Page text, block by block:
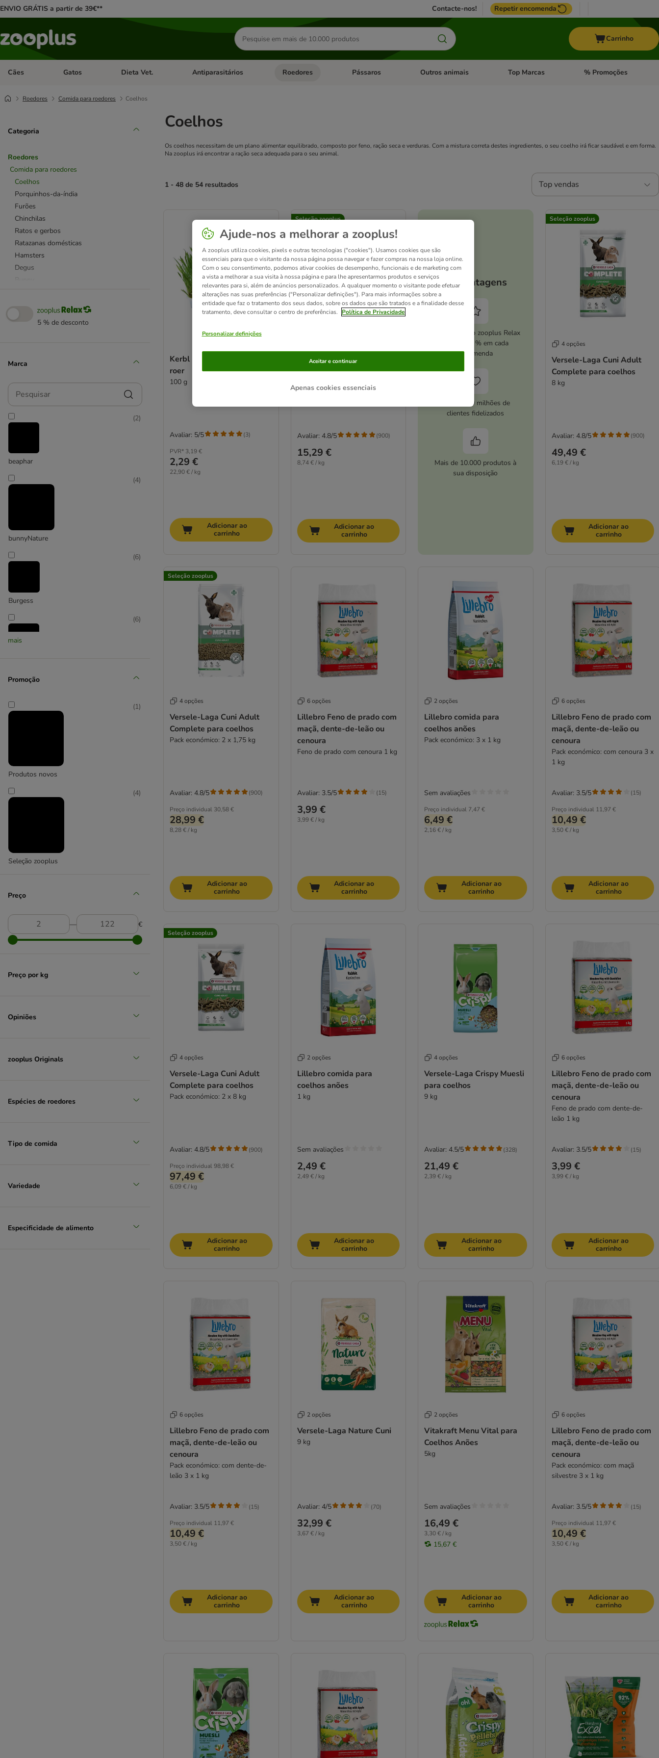
ENVIO GRÁTIS a partir de 39€** Contacte-nos! Repetir encomenda
Pesquisar
produtos
Carrinho
Cães Abrir menu de categoria: Cães
Gatos Abrir menu de categoria: Gatos
Dieta Vet. Abrir menu de categoria: Dieta Vet.
Antiparasitários Abrir menu de categoria: Antiparasitários
Roedores Abrir menu de categoria: Roedores
Pássaros Abrir menu de categoria: Pássaros
Outros animais Abrir menu de categoria: Outros animais
Top Marcas Abrir menu de categoria:
% Promoções
Roedores Comida para roedores Coelhos
Categoria
Roedores
Comida para roedores
Coelhos
Porquinhos-da-índia
Furões
Chinchilas
Ratos e gerbos
Ratazanas domésticas
Hamsters
Degus
Mucki
Vitakraft
Esquilos
5 % de desconto
Marca
Pesquisar
beaphar
(2)
bunnyNature
(4)
Burgess
(6)
(6)
Kerbl
(1)
Lillebro
mais
Promoção
Produtos novos
(1)
Seleção zooplus
(4)
Preço
― €
Preço por kg
Opiniões
zooplus Originals
Espécies de roedores
Tipo de comida
Variedade
Especificidade de alimento
Coelhos
Os coelhos necessitam de um plano alimentar equilibrado, composto por feno, ração seca e verduras. Com a mistura correta destes ingredientes, o seu coelho irá ficar saudável e em forma.
Na zooplus irá encontrar a ração seca adequada para o seu animal.
1 - 48 de 54 resultados Top vendas
Kerbl Ervas cultiváveis de
roer
100 g
PVR* 3,19 €
2,29 €
22,90 € / kg
Avaliar: 5/5 (3)
Adicionar ao
carrinho
Seleção zooplus
Versele-Laga Cuni Adult
Complete para coelhos
15,29 €
8,74 € / kg
Avaliar: 4.8/5 (900)
Adicionar ao
carrinho
As vantagens
Ative o serviço zooplus Relax
e poupe 5 % em cada
encomenda
Mais de 10 milhões de
clientes fidelizados
Mais de 10.000 produtos à
sua disposição
Seleção zooplus
4 opções
Versele-Laga Cuni Adult
Complete para coelhos
8 kg
49,49 €
6,19 € / kg
Avaliar: 4.8/5 (900)
Adicionar ao
carrinho
Seleção zooplus
4 opções
Versele-Laga Cuni Adult
Complete para coelhos
Pack económico: 2 x 1,75 kg
Preço individual 30,58 €
28,99 €
8,28 € / kg
Avaliar: 4.8/5 (900)
Adicionar ao
carrinho
6 opções
Lillebro Feno de prado com
maçã, dente-de-leão ou
cenoura
Feno de prado com cenoura 1 kg
3,99 €
3,99 € / kg
Avaliar: 3.5/5 (15)
Adicionar ao
carrinho
2 opções
Lillebro comida para
coelhos anões
Pack económico: 3 x 1 kg
Preço individual 7,47 €
6,49 €
2,16 € / kg
Sem avaliações
Adicionar ao
carrinho
6 opções
Lillebro Feno de prado com
maçã, dente-de-leão ou
cenoura
Pack económico: com cenoura 3 x
1 kg
Preço individual 11,97 €
10,49 €
3,50 € / kg
Avaliar: 3.5/5 (15)
Adicionar ao
carrinho
Seleção zooplus
4 opções
Versele-Laga Cuni Adult
Complete para coelhos
Pack económico: 2 x 8 kg
Preço individual98,98 €
97,49 €
6,09 € / kg
Avaliar: 4.8/5 (900)
Adicionar ao
carrinho
2 opções
Lillebro comida para
coelhos anões
1 kg
2,49 €
2,49 € / kg
Sem avaliações
Adicionar ao
carrinho
4 opções
Versele-Laga Crispy Muesli
para coelhos
9 kg
21,49 €
2,39 € / kg
Avaliar: 4.5/5 (328)
Adicionar ao
carrinho
6 opções
Lillebro Feno de prado com
maçã, dente-de-leão ou
cenoura
Feno de prado com dente-de-
leão 1 kg
3,99 €
3,99 € / kg
Avaliar: 3.5/5 (15)
Adicionar ao
carrinho
6 opções
Lillebro Feno de prado com
maçã, dente-de-leão ou
cenoura
Pack económico: com dente-de-
leão 3 x 1 kg
Preço individual 11,97 €
10,49 €
3,50 € / kg
Avaliar: 3.5/5 (15)
Adicionar ao
carrinho
2 opções
Versele-Laga Nature Cuni
9 kg
32,99 €
3,67 € / kg
Avaliar: 4/5 (70)
Adicionar ao
carrinho
2 opções
Vitakraft Menu Vital para
Coelhos Anões
5kg
16,49 €
3,30 € / kg
15,67 €
Sem avaliações
Adicionar ao
carrinho
6 opções
Lillebro Feno de prado com
maçã, dente-de-leão ou
cenoura
Pack económico: com maçã
silvestre 3 x 1 kg
Preço individual 11,97 €
10,49 €
3,50 € / kg
Avaliar: 3.5/5 (15)
Adicionar ao
carrinho
Ajude-nos a melhorar a zooplus!
A zooplus utiliza cookies, pixels e outras tecnologias ("cookies"). Usamos cookies que são
essenciais para que o visitante da nossa página possa navegar e fazer compras na nossa loja online.
Com o seu consentimento, podemos ativar cookies de desempenho, funcionais e de marketing com
a vista a melhorar a sua visita à nossa página e para lhe apresentarmos produtos e serviços
relevantes para si, além de anúncios personalizados. A qualquer momento o visitante pode efetuar
alterações nas suas preferências ("Personalizar definições"). Para mais informações sobre a
entidade que faz o tratamento dos seus dados, sobre os dados que são tratados e a finalidade desse
tratamento, deve consultar o centro de preferências.
Política de Privacidade
Personalizar definições
Apenas cookies essenciais
Aceitar e continuar